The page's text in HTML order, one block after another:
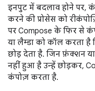
इनपुट में बदलाव होने
करने की प्रोसेस को
पर Compose के फिर से
या लैम्डा को कॉल करता
छोड़ देता है. जिन फ़ंक्शन
नहीं हुआ है उन्हें छोड़कर,
कंपोज़ करता है.